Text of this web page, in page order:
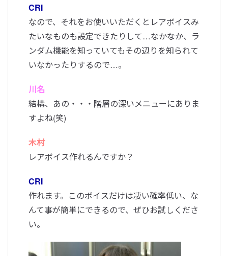
CRI
なので、それをお使いいただくとレアボイスみ
たいなものも設定できたりして…なかなか、ラ
ンダム機能を知っていてもその辺りを知られて
いなかったりするので…。
川名
結構、あの・・・階層の深いメニューにありま
すよね(笑)
木村
レアボイス作れるんですか？
CRI
作れます。このボイスだけは凄い確率低い、な
んて事が簡単にできるので、ぜひお試しくださ
い。